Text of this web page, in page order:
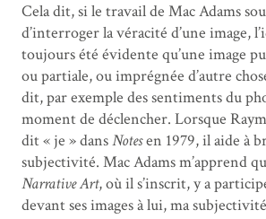
Cela dit, si le travail de Mac Adams
d’interroger la véracité d’une image,
toujours été évidente qu’une image
ou partiale, ou imprégnée d’autre
dit, par exemple des sentiments du
moment de déclencher. Lorsque
dit « je » dansNotesen 1979, il aide à
subjectivité. Mac Adams m’apprend
Narrative Art, où il s’inscrit, y a
devant ses images à lui, ma